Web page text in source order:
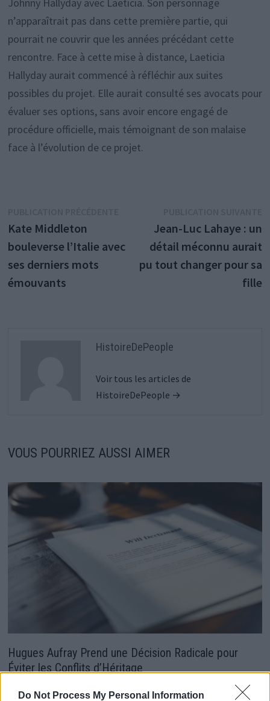
Do Not Process My Personal Information
n’apparaîtrait pas dans cette première partie, qui
pourrait ne couvrir que les années précédant cette
rencontre. Face à cette mise à distance, Laeticia
Hallyday aurait commencé à réfléchir aux suites
possibles du projet. Elle aurait consulté ses avocats pour
évaluer ses options, sans avoir encore engagé de
procédure officielle, mais témoignant de son malaise
face à l’évolution de ce projet.
de
l’article
précédente :
Kate Middleton
bouleverse l’Italie avec
ses derniers mots
émouvants
Jean-Luc Lahaye : un
détail méconnu aurait
pu tout changer pour sa
fille
HistoireDePeople
Voir tous les articles de
HistoireDePeople →
VOUS POURRIEZ AUSSI AIMER
Hugues Aufray Prend une Décision Radicale pour
Éviter les Conflits d’Héritage